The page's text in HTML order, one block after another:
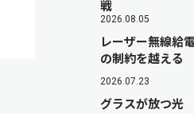
戦
2026.08.05
レーザー無線給
の制約を越える
2026.07.23
グラスが放つ光